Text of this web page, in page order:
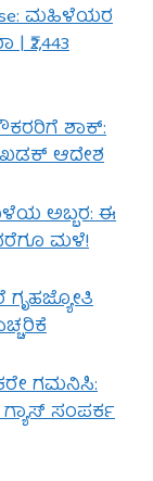
ಮಹಿಳೆಯರ
₹2,443
ನೌಕರರಿಗೆ ಶಾಕ್:
ಖಡಕ್ ಆದೇಶ
ಮಳೆಯ ಅಬ್ಬರ: ಈ
ಮಳೆ!
ಗೃಹಜ್ಯೋತಿ
ಗಮನಿಸಿ:
ಸಂಪರ್ಕ